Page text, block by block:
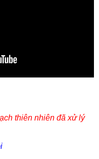
thiên nhiên đã xử lý